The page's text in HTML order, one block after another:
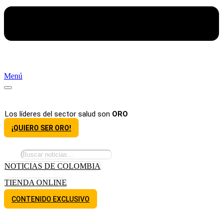
Menú
Los líderes del sector salud son ORO
¡QUIERO SER ORO!
NOTICIAS DE COLOMBIA
TIENDA ONLINE
CONTENIDO EXCLUSIVO